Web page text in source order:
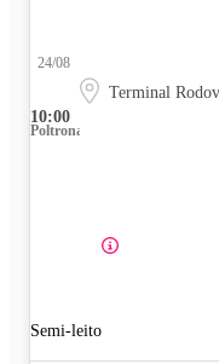
10:00
24/08
Terminal
Poltrona
Semi-leito